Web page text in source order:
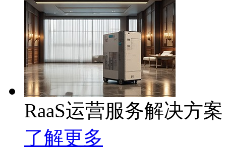
RaaS运营服务解决方案
了解更多